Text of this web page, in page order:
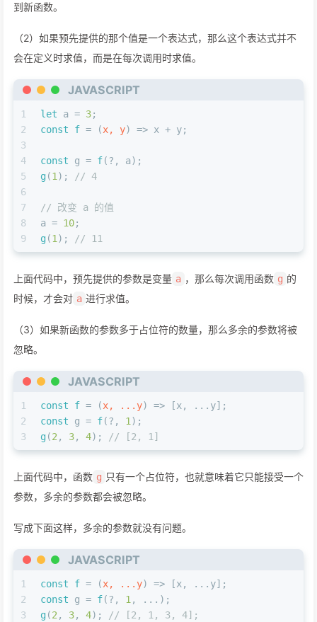
到新函数。
（2）如果预先提供的那个值是一个表达式，那么这个表达式并不
会在定义时求值，而是在每次调用时求值。
JAVASCRIPT
1
2
3
4
5
6
7
8
9
let a = 3;
const
f = (x, y) => x + y;
const g = f(?, a);
g(1); // 4
// 改变 a 的值
a = 10;
g(1); // 11
上面代码中，预先提供的参数是变量 a ，那么每次调用函数 g 的
时候，才会对 a 进行求值。
（3）如果新函数的参数多于占位符的数量，那么多余的参数将被
忽略。
JAVASCRIPT
1
2
3
const f = (x, ...y) => [x, ...y];
const g = f(?, 1);
g(2, 3, 4); // [2, 1]
上面代码中，函数 g 只有一个占位符，也就意味着它只能接受一个
参数，多余的参数都会被忽略。
写成下面这样，多余的参数就没有问题。
JAVASCRIPT
1
2
3
const f = (x, ...y) => [x, ...y];
const g = f(?, 1, ...);
g(2, 3, 4); // [2, 1, 3, 4];